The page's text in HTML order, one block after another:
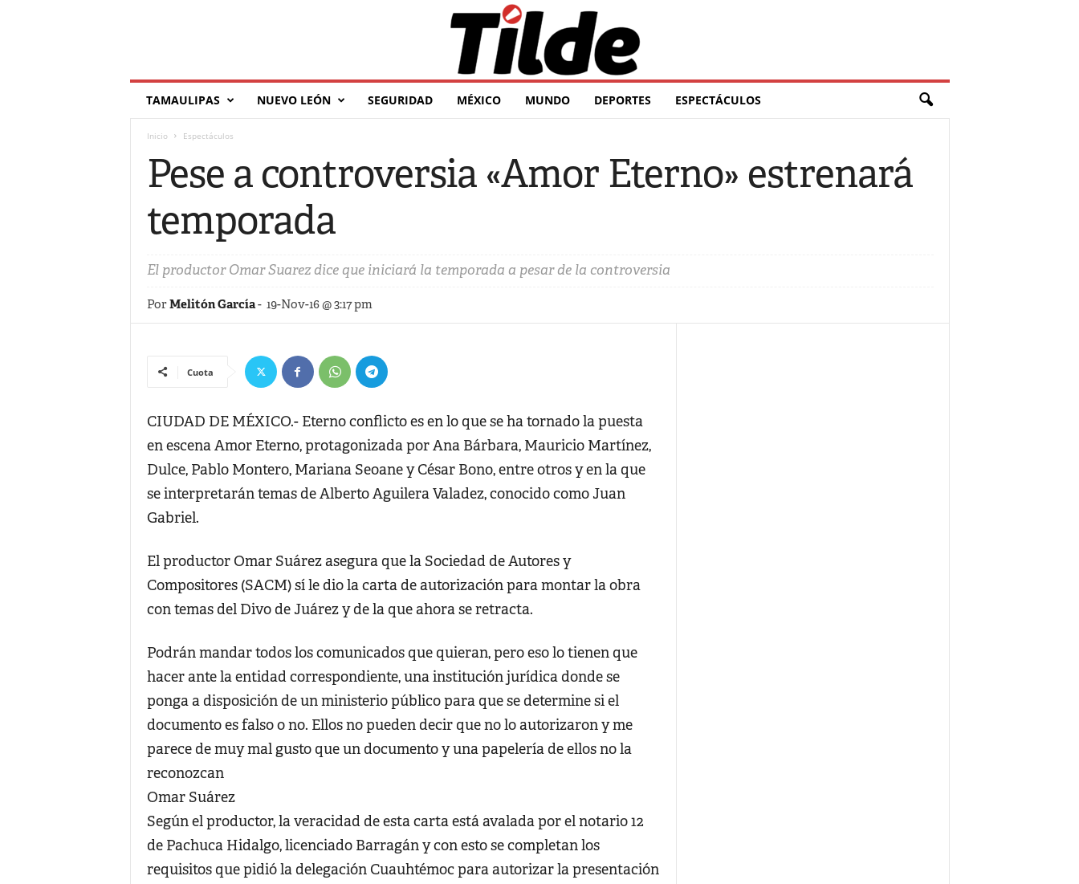
T
l
TAMAULIPAS NUEVO LEÓN SEGURIDAD MÉXICO MUNDO DEPORTES ESPECTÁCULOS
Inicio Espectáculos
Pese a controversia «Amor Eterno» estrenará
temporada
El productor Omar Suarez dice que iniciará la temporada a pesar de la controversia
PorMelitón García- 19-Nov-16 @ 3:17 pm
Cuota
CIUDAD DE MÉXICO.- Eterno conflicto es en lo que se ha tornado la puesta
en escena Amor Eterno, protagonizada por Ana Bárbara, Mauricio Martínez,
Dulce, Pablo Montero, Mariana Seoane y César Bono, entre otros y en la que
se interpretarán temas de Alberto Aguilera Valadez, conocido como Juan
Gabriel.
El productor Omar Suárez asegura que la Sociedad de Autores y
Compositores (SACM) sí le dio la carta de autorización para montar la obra
con temas del Divo de Juárez y de la que ahora se retracta.
Podrán mandar todos los comunicados que quieran, pero eso lo tienen que
hacer ante la entidad correspondiente, una institución jurídica donde se
ponga a disposición de un ministerio público para que se determine si el
documento es falso o no. Ellos no pueden decir que no lo autorizaron y me
parece de muy mal gusto que un documento y una papelería de ellos no la
reconozcan
Omar Suárez
Según el productor, la veracidad de esta carta está avalada por el notario 12
de Pachuca Hidalgo, licenciado Barragán y con esto se completan los
requisitos que pidió la delegación Cuauhtémoc para autorizar la presentación